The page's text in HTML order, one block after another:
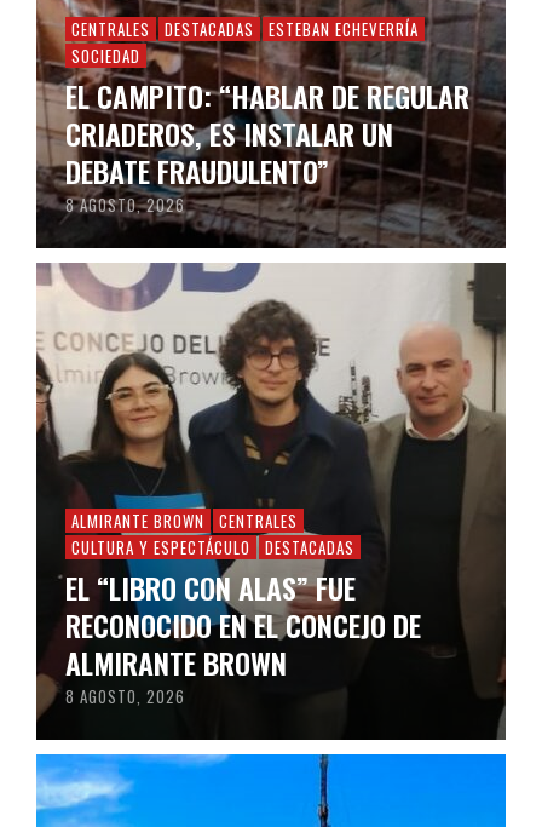
CENTRALES DESTACADAS
ESTEBAN ECHEVERRÍA
SOCIEDAD
EL CAMPITO: “HABLAR DE REGULAR
CRIADEROS, ES INSTALAR UN
DEBATE FRAUDULENTO”
8 AGOSTO, 2026
ALMIRANTE BROWN
CENTRALES
CULTURA Y ESPECTÁCULO
DESTACADAS
EL “LIBRO CON ALAS” FUE
RECONOCIDO EN EL CONCEJO DE
ALMIRANTE BROWN
8 AGOSTO, 2026